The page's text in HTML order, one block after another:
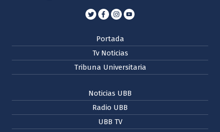
Portada
Tv Noticias
Tribuna Universitaria
Noticias UBB
Radio UBB
UBB TV